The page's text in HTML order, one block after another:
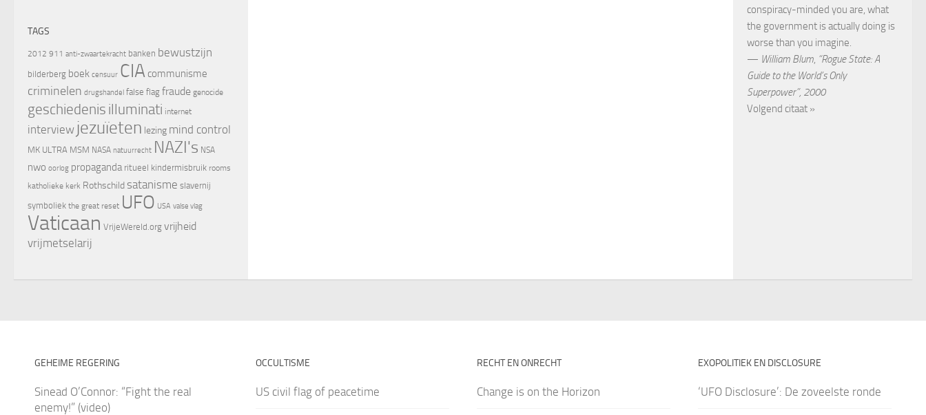
TAGS
2012 911 anti-zwaartekracht banken bewustzijn
bilderberg boek censuur CIA communisme
criminelen drugshandel false flag fraude genocide
geschiedenis illuminati internet
interview jezuïeten lezing mind control
MK ULTRA MSM NASA natuurrecht NAZI's NSA
nwo oorlog propaganda ritueel kindermisbruik rooms
katholieke kerk Rothschild satanisme slavernij
symboliek the great reset UFO USA valse vlag
Vaticaan VrijeWereld.org vrijheid
vrijmetselarij
conspiracy-minded you are, what
the government is actually doing is
worse than you imagine.
— William Blum, “Rogue State: A
Guide to the World’s Only
Superpower”, 2000
Volgend citaat »
GEHEIME REGERING
Sinead O’Connor: “Fight the real
enemy!” (video)
OCCULTISME
US civil flag of peacetime
RECHT EN ONRECHT
Change is on the Horizon
EXOPOLITIEK EN DISCLOSURE
‘UFO Disclosure’: De zoveelste ronde